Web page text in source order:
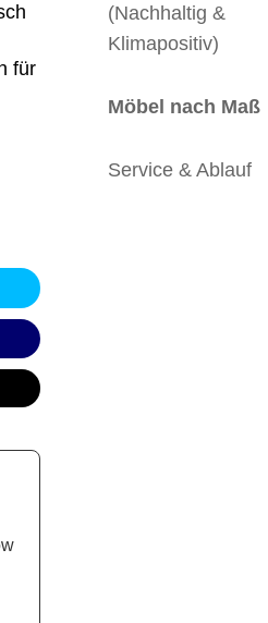
für
(Nachhaltig &
Klimapositiv)
Möbel nach Maß
Service & Ablauf